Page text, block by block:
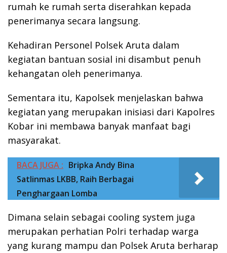
rumah ke rumah serta diserahkan kepada
penerimanya secara langsung.
Kehadiran Personel Polsek Aruta dalam
kegiatan bantuan sosial ini disambut penuh
kehangatan oleh penerimanya.
Sementara itu, Kapolsek menjelaskan bahwa
kegiatan yang merupakan inisiasi dari Kapolres
Kobar ini membawa banyak manfaat bagi
masyarakat.
BACA JUGA : Bripka Andy Bina
Satlinmas LKBB, Raih Berbagai
Penghargaan Lomba
Dimana selain sebagai cooling system juga
merupakan perhatian Polri terhadap warga
yang kurang mampu dan Polsek Aruta berharap